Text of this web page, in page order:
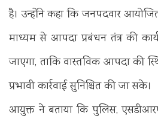
है। उन्होंने कहा कि जनपदवार
माध्यम से आपदा प्रबंधन तंत्र की
जाएगा, ताकि वास्तविक आपदा की
प्रभावी कार्रवाई सुनिश्चित की जा सके।
आयुक्त ने बताया कि पुलिस,